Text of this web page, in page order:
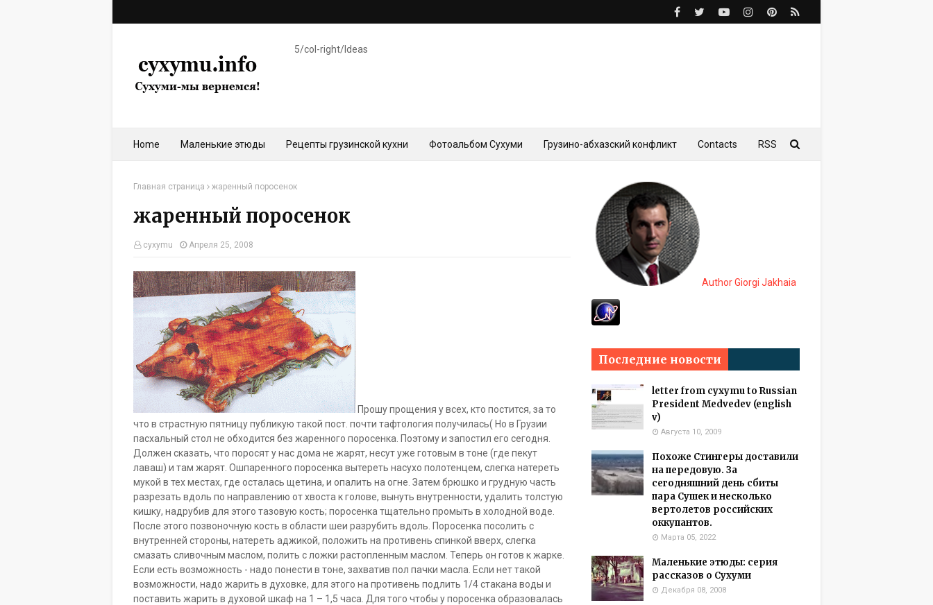
5/col-right/Ideas
Home Маленькие этюды Рецепты грузинской кухни Фотоальбом Сухуми Грузино-абхазский конфликт Contacts RSS
Главная страница жаренный поросенок
жаренный поросенок
cyxymu Апреля 25, 2008
Прошу прощения у всех, кто постится, за то
что в страстную пятницу публикую такой пост. почти тафтология получилась( Но в Грузии
пасхальный стол не обходится без жаренного поросенка. Поэтому и запостил его сегодня.
Должен сказать, что поросят у нас дома не жарят, несут уже готовым в тоне (где пекут
лаваш) и там жарят. Ошпаренного поросенка вытереть насухо полотенцем, слегка натереть
мукой в тех местах, где осталась щетина, и опалить на огне. Затем брюшко и грудную часть
разрезать вдоль по направлению от хвоста к голове, вынуть внутренности, удалить толстую
кишку, надрубив для этого тазовую кость; поросенка тщательно промыть в холодной воде.
После этого позвоночную кость в области шеи разрубить вдоль. Поросенка посолить с
внутренней стороны, натереть аджикой, положить на противень спинкой вверх, слегка
смазать сливочным маслом, полить с ложки растопленным маслом. Теперь он готов к жарке.
Если есть возможность - надо понести в тоне, захватив пол пачки масла. Если нет такой
возможности, надо жарить в духовке, для этого на противень подлить 1/4 стакана воды и
поставить жарить в духовой шкаф на 1 – 1,5 часа. Для того чтобы у поросенка образовалась
Author Giorgi Jakhaia
Последние новости
letter from cyxymu to Russian
President Medvedev (english
v)
Августа 10, 2009
Похоже Стингеры доставили
на передовую. За
сегодняшний день сбиты
пара Сушек и несколько
вертолетов российских
оккупантов.
Марта 05, 2022
Маленькие этюды: серия
рассказов о Сухуми
Декабря 08, 2008